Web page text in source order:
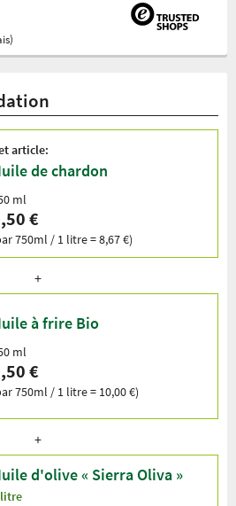
article:
de chardon
ml
€
750ml / 1 litre = 8,67 €)
à frire Bio
ml
€
750ml / 1 litre = 10,00 €)
d'olive « Sierra Oliva »